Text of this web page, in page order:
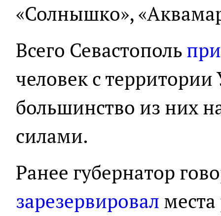
«Солнышко»,
Всего Севастополь
человек с
большинство из них
силами.
Ранее губернатор
зарезервировал